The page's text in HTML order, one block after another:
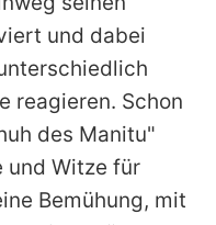
und dabei
reagieren. Schon
des Manitu"
und Witze für
Bemühung, mit